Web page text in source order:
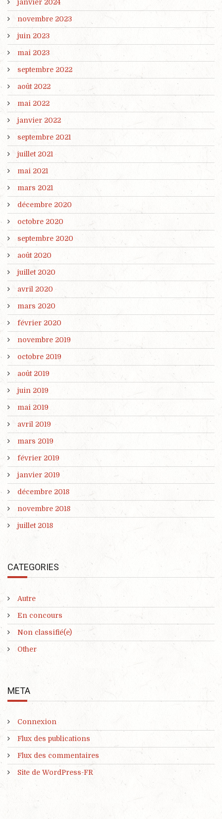
janvier 2024
novembre 2023
juin 2023
mai 2023
septembre 2022
août 2022
mai 2022
janvier 2022
septembre 2021
juillet 2021
mai 2021
mars 2021
décembre 2020
octobre 2020
septembre 2020
août 2020
juillet 2020
avril 2020
mars 2020
février 2020
novembre 2019
octobre 2019
août 2019
juin 2019
mai 2019
avril 2019
mars 2019
février 2019
janvier 2019
décembre 2018
novembre 2018
juillet 2018
CATEGORIES
Autre
En concours
Non classifié(e)
Other
META
Connexion
Flux des publications
Flux des commentaires
Site de WordPress-FR